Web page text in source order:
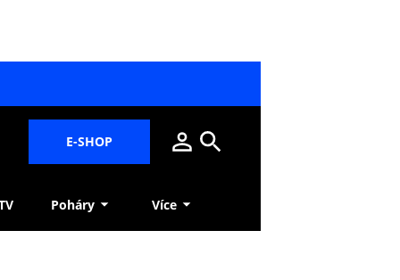
E-SHOP
Poháry Více